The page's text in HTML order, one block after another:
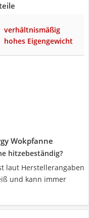
verhältnismäßig
hohes Eigengewicht
Wokpfanne
hitzebeständig?
laut Herstellerangaben
und kann immer